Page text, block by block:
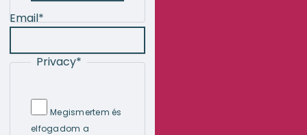
Email*
Privacy*
Megismertem és
elfogadom a